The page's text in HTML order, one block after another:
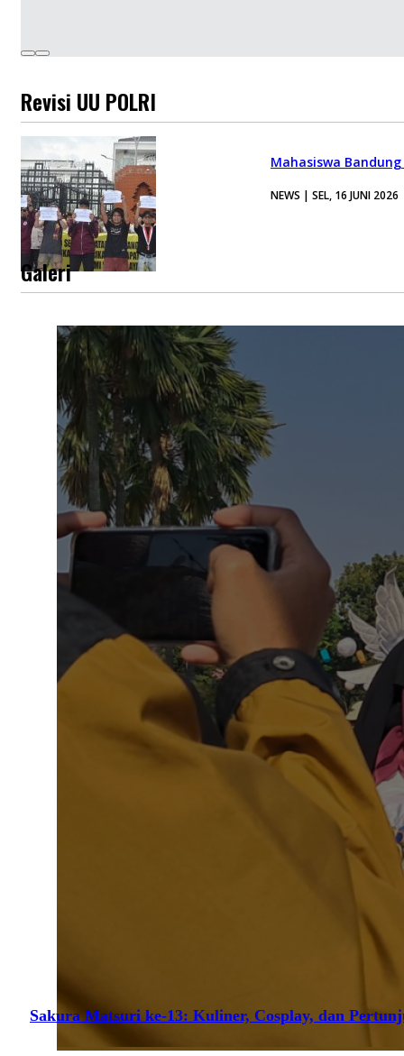
Revisi UU POLRI
Mahasiswa Bandung
NEWS | SEL, 16 JUNI 2026
Galeri
Sakura Matsuri ke-13: Kuliner, Cosplay, dan